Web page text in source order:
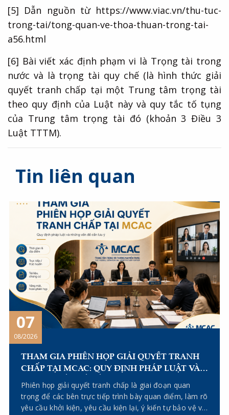
[5] Dẫn nguồn từ https://www.viac.vn/thu-tuc-
trong-tai/tong-quan-ve-thoa-thuan-trong-tai-
a56.html
[6] Bài viết xác định phạm vi là Trọng tài trong
nước và là trọng tài quy chế (là hình thức giải
quyết tranh chấp tại một Trung tâm trọng tài
theo quy định của Luật này và quy tắc tố tụng
của Trung tâm trọng tài đó (khoản 3 Điều 3
Luật TTTM).
Tin liên quan
07
08/2026
THAM GIA PHIÊN HỌP GIẢI QUYẾT TRANH
CHẤP TẠI MCAC: QUY ĐỊNH PHÁP LUẬT VÀ
NHỮNG VẤN ĐỀ CẦN LƯU Ý
Phiên họp giải quyết tranh chấp là giai đoạn quan
trọng để các bên trực tiếp trình bày quan điểm, làm rõ
yêu cầu khởi kiện, yêu cầu kiện lại, ý kiến tự bảo vệ và